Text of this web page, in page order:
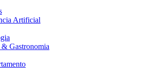
Artificial
Gastronomia